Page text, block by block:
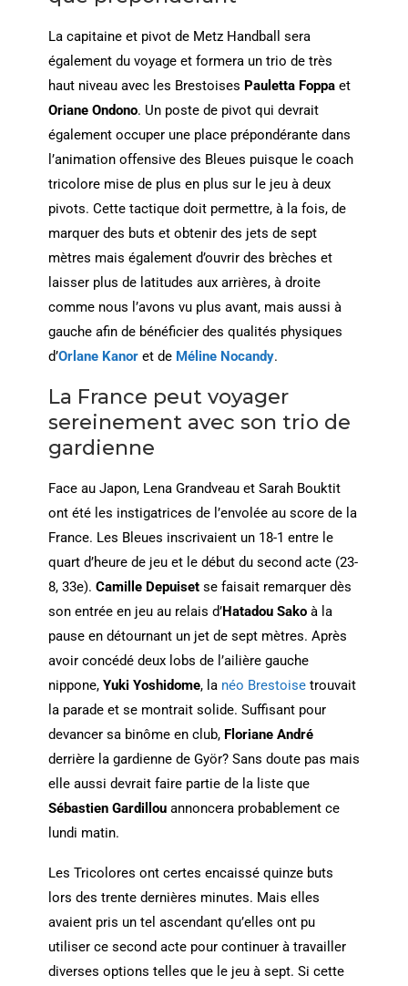
La capitaine et pivot de Metz Handball sera
également du voyage et formera un trio de très
haut niveau avec les Brestoises Pauletta Foppaet
Oriane Ondono. Un poste de pivot qui devrait
également occuper une place prépondérante dans
l’animation offensive des Bleues puisque le coach
tricolore mise de plus en plus sur le jeu à deux
pivots. Cette tactique doit permettre, à la fois, de
marquer des buts et obtenir des jets de sept
mètres mais également d’ouvrir des brèches et
laisser plus de latitudes aux arrières, à droite
comme nous l’avons vu plus avant, mais aussi à
gauche afin de bénéficier des qualités physiques
d’Orlane Kanoret de Méline Nocandy.
La France peut voyager
sereinement avec son trio de
gardienne
Face au Japon, Lena Grandveau et Sarah Bouktit
ont été les instigatrices de l’envolée au score de la
France. Les Bleues inscrivaient un 18-1 entre le
quart d’heure de jeu et le début du second acte (23-
8, 33e). Camille Depuisetse faisait remarquer dès
son entrée en jeu au relais d’Hatadou Sakoà la
pause en détournant un jet de sept mètres. Après
avoir concédé deux lobs de l’ailière gauche
nippone, Yuki Yoshidome, la néo Brestoisetrouvait
la parade et se montrait solide. Suffisant pour
devancer sa binôme en club, Floriane André
derrière la gardienne de Györ? Sans doute pas mais
elle aussi devrait faire partie de la liste que
Sébastien Gardillouannoncera probablement ce
lundi matin.
Les Tricolores ont certes encaissé quinze buts
lors des trente dernières minutes. Mais elles
avaient pris un tel ascendant qu’elles ont pu
utiliser ce second acte pour continuer à travailler
diverses options telles que le jeu à sept. Si cette